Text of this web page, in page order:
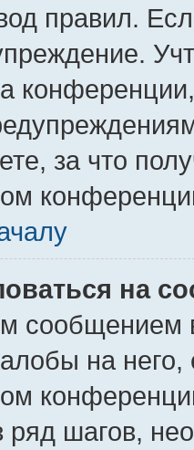
правил.
за что
на
сообщением
на
ряд шагов,